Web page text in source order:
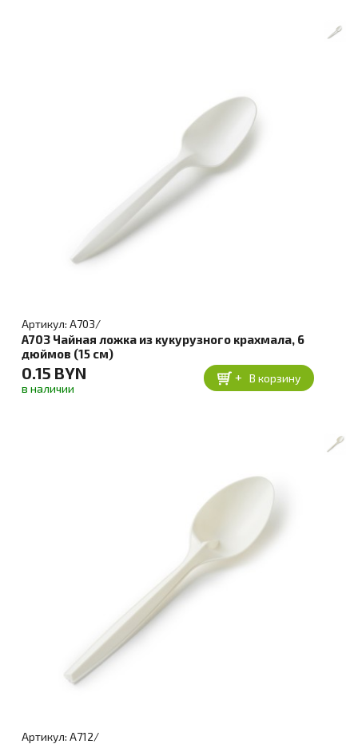
Артикул: A703/
A703 Чайная ложка из кукурузного крахмала, 6
дюймов (15 см)
0.15 BYN
в наличии
+ В корзину
Артикул: A712/